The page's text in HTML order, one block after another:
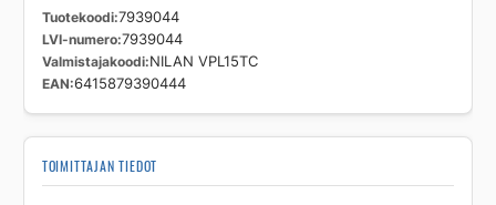
Tuotekoodi 7939044
LVI-numero 7939044
Valmistajakoodi NILAN VPL15TC
EAN 6415879390444
TOIMITTAJAN TIEDOT